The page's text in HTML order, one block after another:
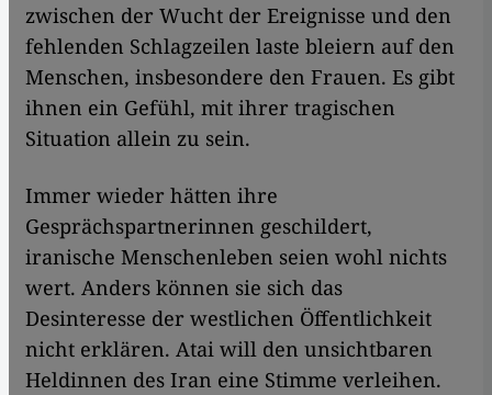
zwischen der Wucht der Ereignisse und den
fehlenden Schlagzeilen laste bleiern auf den
Menschen, insbesondere den Frauen. Es gibt
ihnen ein Gefühl, mit ihrer tragischen
Situation allein zu sein.
Immer wieder hätten ihre
Gesprächspartnerinnen geschildert,
iranische Menschenleben seien wohl nichts
wert. Anders können sie sich das
Desinteresse der westlichen Öffentlichkeit
nicht erklären. Atai will den unsichtbaren
Heldinnen des Iran eine Stimme verleihen.